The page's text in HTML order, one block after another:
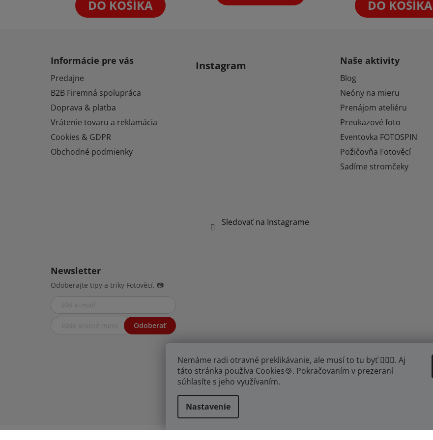
Nemáme radi otravné preklikávanie, ale musí to tu byť 🤦🏾‍♂️. Aj
táto stránka používa Cookies🍪. Pokračovaním v prezeraní
súhlasíte s jeho využívaním.
Nastavenie
DO KOŠÍKA DO KOŠÍKA
Informácie pre vás
Predajne
B2B Firemná spolupráca
Doprava & platba
Vrátenie tovaru a reklamácia
Cookies & GDPR
Obchodné podmienky
Instagram
Sledovať na Instagrame
Naše aktivity
Blog
Neóny na mieru
Prenájom ateliéru
Preukazové foto
Eventovka FOTOSPIN
Požičovňa Fotověcí
Sadíme stromčeky
Newsletter
Odoberajte tipy a triky Fotověcí. 📷
Odoberať